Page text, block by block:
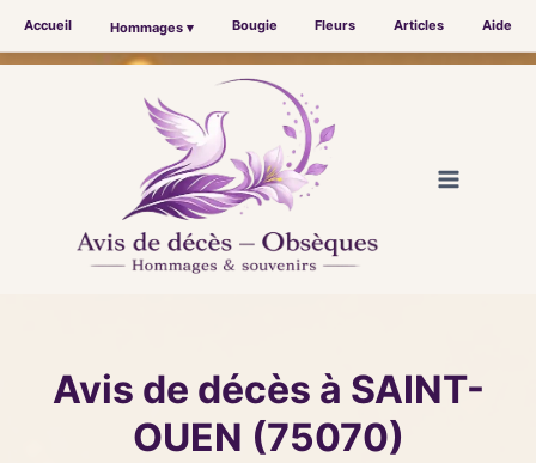
Accueil Hommages ▾ Bougie Fleurs Articles Aide
Avis de décès à SAINT-
OUEN (75070)